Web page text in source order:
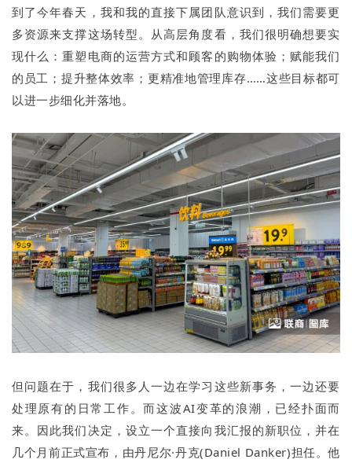
到了今年春天，我和我的直接下属团队意识到，我们需要更
多资源来支撑这场转型。从高层角度看，我们很明确想要实
现什么：重塑电商的运营方式和顾客的购物体验；赋能我们
的员工；提升整体效率；更精准地管理库存……这些目标都可
以进一步细化并落地。
但问题在于，我们很多人一边在学习这些新事务，一边还要
处理原有的日常工作。而这波AI变革的浪潮，已经扑面而
来。因此我们决定，设立一个直接向我汇报的新职位，并在
几个月前正式宣布，由丹尼尔·丹克(Daniel Danker)担任。他